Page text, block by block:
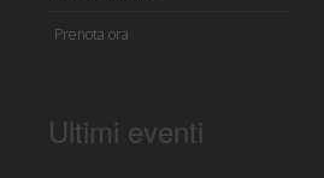
Prenota ora
Ultimi eventi